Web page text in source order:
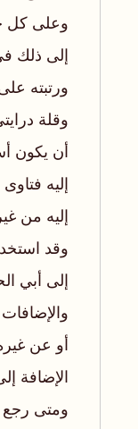
وعلى كل
إلى ذلك
ورتبته
وقلة
أن يكون
إليه
إليه من
وقد
إلى أبي
أو عن
الإضافة
ومتى رجع